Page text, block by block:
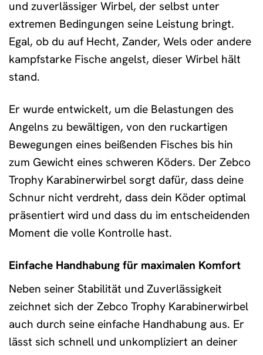
und zuverlässiger Wirbel, der selbst unter
extremen Bedingungen seine Leistung bringt.
Egal, ob du auf Hecht, Zander, Wels oder andere
kampfstarke Fische angelst, dieser Wirbel hält
stand.
Er wurde entwickelt, um die Belastungen des
Angelns zu bewältigen, von den ruckartigen
Bewegungen eines beißenden Fisches bis hin
zum Gewicht eines schweren Köders. Der Zebco
Trophy Karabinerwirbel sorgt dafür, dass deine
Schnur nicht verdreht, dass dein Köder optimal
präsentiert wird und dass du im entscheidenden
Moment die volle Kontrolle hast.
Einfache Handhabung für maximalen Komfort
Neben seiner Stabilität und Zuverlässigkeit
zeichnet sich der Zebco Trophy Karabinerwirbel
auch durch seine einfache Handhabung aus. Er
lässt sich schnell und unkompliziert an deiner